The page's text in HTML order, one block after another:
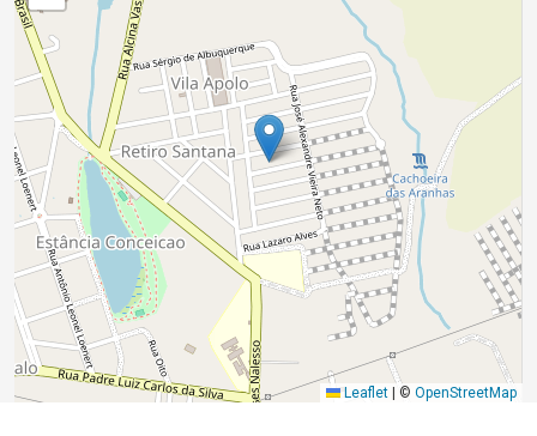
Leaflet © OpenStreetMap